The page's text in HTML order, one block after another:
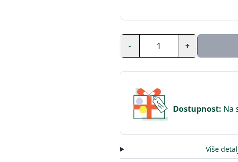
- 1 +
Dostupnost: Na
Više